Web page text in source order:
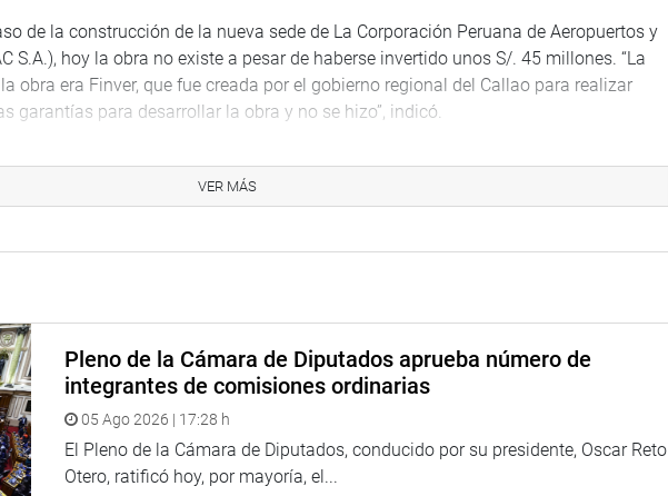
de la construcción de la nueva sede de La Corporación Peruana de Aeropuertos y
S.A.), hoy la obra no existe a pesar de haberse invertido unos S/. 45 millones. “La
obra era Finver, que fue creada por el gobierno regional del Callao para realizar
garantías para desarrollar la obra y no se hizo”, indicó.
que se gastó S/ 600 mil soles del presupuesto que estaba destinado para hacer
en su informe no estaban contemplados los casos vinculados con las empresas
en la región Callao se han identificado más de S/ 100 millones de soles en
por ese tipo de acciones.
en nuestra página web y redes sociales.
VER MÁS
Pleno de la Cámara de Diputados aprueba número de
integrantes de comisiones ordinarias
05 Ago 2026 | 17:28 h
El Pleno de la Cámara de Diputados, conducido por su presidente, Oscar Reto
Otero, ratificó hoy, por mayoría, el...